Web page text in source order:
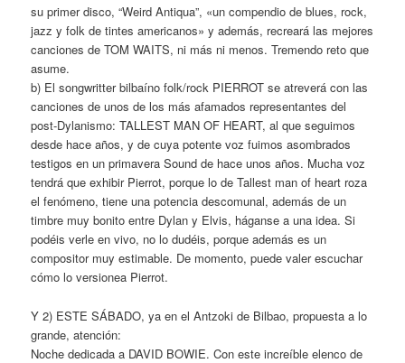
su primer disco, “Weird Antiqua”, «un compendio de blues, rock,
jazz y folk de tintes americanos» y además, recreará las mejores
canciones de TOM WAITS, ni más ni menos. Tremendo reto que
asume.
b) El songwritter bilbaíno folk/rock PIERROT se atreverá con las
canciones de unos de los más afamados representantes del
post-Dylanismo: TALLEST MAN OF HEART, al que seguimos
desde hace años, y de cuya potente voz fuimos asombrados
testigos en un primavera Sound de hace unos años. Mucha voz
tendrá que exhibir Pierrot, porque lo de Tallest man of heart roza
el fenómeno, tiene una potencia descomunal, además de un
timbre muy bonito entre Dylan y Elvis, háganse a una idea. Si
podéis verle en vivo, no lo dudéis, porque además es un
compositor muy estimable. De momento, puede valer escuchar
cómo lo versionea Pierrot.
Y 2) ESTE SÁBADO, ya en el Antzoki de Bilbao, propuesta a lo
grande, atención:
Noche dedicada a DAVID BOWIE. Con este increíble elenco de